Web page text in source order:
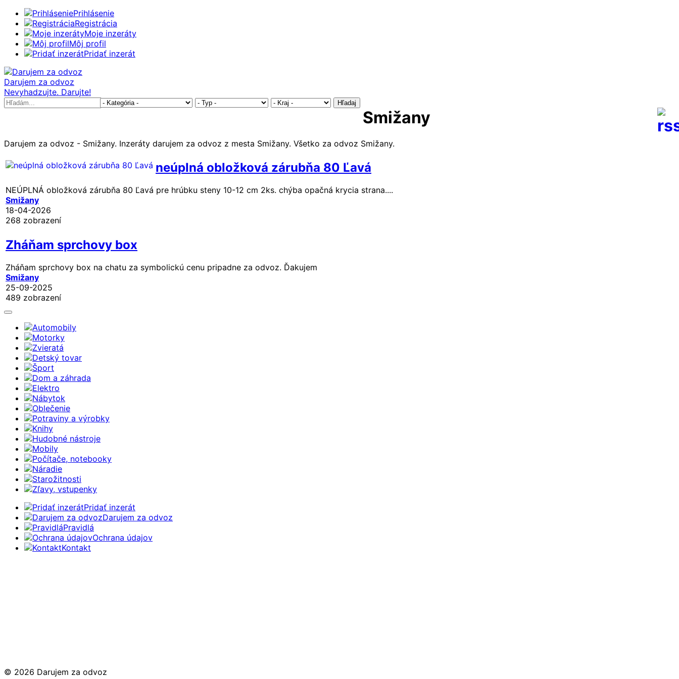
Prihlásenie
Registrácia
Moje inzeráty
Môj profil
Pridať inzerát
Darujem za odvoz
Nevyhadzujte. Darujte!
Hľadaj
Smižany
Darujem za odvoz - Smižany. Inzeráty darujem za odvoz z mesta Smižany. Všetko za odvoz Smižany.
neúplná obložková zárubňa 80 Ľavá
NEÚPLNÁ obložková zárubňa 80 Ľavá pre hrúbku steny 10-12 cm 2ks. chýba opačná krycia strana....
Smižany
18-04-2026
268 zobrazení
Zháňam sprchovy box
Zháňam sprchovy box na chatu za symbolickú cenu pripadne za odvoz. Ďakujem
Smižany
25-09-2025
489 zobrazení
Automobily
Motorky
Zvieratá
Detský tovar
Šport
Dom a záhrada
Elektro
Nábytok
Oblečenie
Potraviny a výrobky
Knihy
Hudobné nástroje
Mobily
Počítače, notebooky
Náradie
Starožitnosti
Zľavy, vstupenky
Pridať inzerát
Darujem za odvoz
Pravidlá
Ochrana údajov
Kontakt
© 2026 Darujem za odvoz